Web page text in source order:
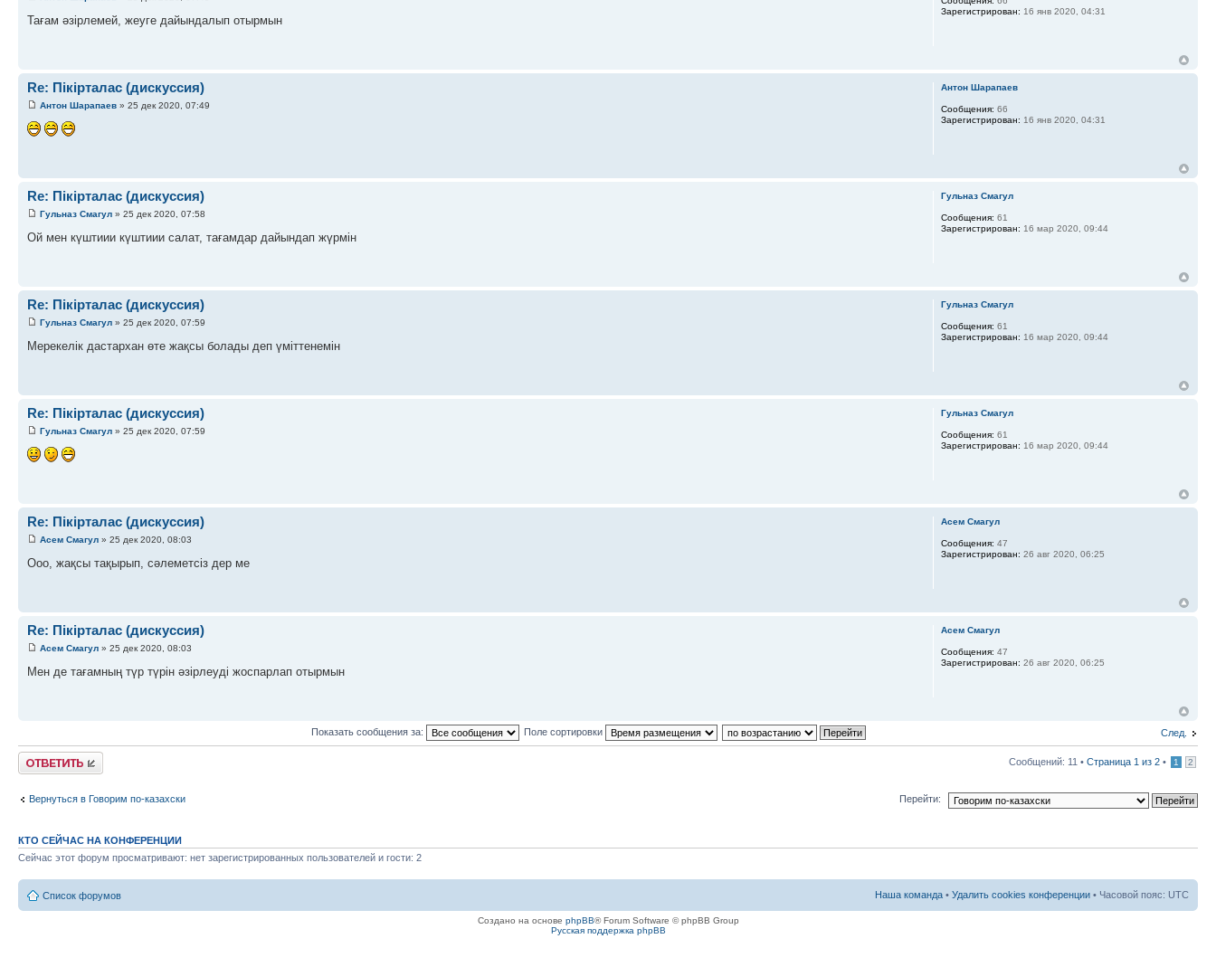
Тағам әзірлемей, жеуге дайындалып отырмын
Зарегистрирован: 16 янв 2020, 04:31
Re: Пікірталас (дискуссия)
Антон Шарапаев » 25 дек 2020, 07:49
Антон Шарапаев
Сообщения: 66
Зарегистрирован: 16 янв 2020, 04:31
Re: Пікірталас (дискуссия)
Гульназ Смагул » 25 дек 2020, 07:58
Ой мен күштиии күштиии салат, тағамдар дайындап жүрмін
Гульназ Смагул
Сообщения: 61
Зарегистрирован: 16 мар 2020, 09:44
Re: Пікірталас (дискуссия)
Гульназ Смагул » 25 дек 2020, 07:59
Мерекелік дастархан өте жақсы болады деп үміттенемін
Гульназ Смагул
Сообщения: 61
Зарегистрирован: 16 мар 2020, 09:44
Re: Пікірталас (дискуссия)
Гульназ Смагул » 25 дек 2020, 07:59
Гульназ Смагул
Сообщения: 61
Зарегистрирован: 16 мар 2020, 09:44
Re: Пікірталас (дискуссия)
Асем Смагул » 25 дек 2020, 08:03
Ооо, жақсы тақырып, сәлеметсіз дер ме
Асем Смагул
Сообщения: 47
Зарегистрирован: 26 авг 2020, 06:25
Re: Пікірталас (дискуссия)
Асем Смагул » 25 дек 2020, 08:03
Мен де тағамның түр түрін әзірлеуді жоспарлап отырмын
Асем Смагул
Сообщения: 47
Зарегистрирован: 26 авг 2020, 06:25
След.
Показать сообщения за: Поле сортировки
Ответить Сообщений: 11 • Страница 1 из 2 • 1 2
Вернуться в Говорим по-казахски Перейти:
КТО СЕЙЧАС НА КОНФЕРЕНЦИИ
Сейчас этот форум просматривают: нет зарегистрированных пользователей и гости: 2
Список форумов Наша команда • Удалить cookies конференции • Часовой пояс: UTC
Создано на основе phpBB® Forum Software © phpBB Group
Русская поддержка phpBB